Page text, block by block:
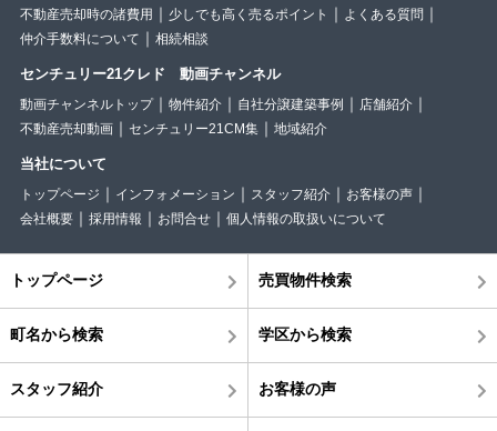
不動産売却時の諸費用
少しでも高く売るポイント
よくある質問
仲介手数料について
相続相談
センチュリー21クレド 動画チャンネル
動画チャンネルトップ 物件紹介 自社分譲建築事例
店舗紹介
不動産売却動画
センチュリー21CM集 地域紹介
当社について
トップページ インフォメーション スタッフ紹介
お客様の声
会社概要
採用情報 お問合せ 個人情報の取扱いについて
トップページ 売買物件検索
町名から検索 学区から検索
スタッフ紹介 お客様の声